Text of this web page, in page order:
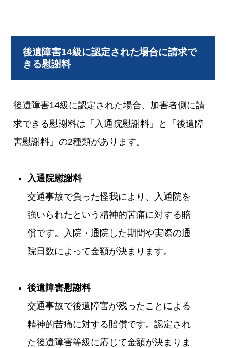
後遺障害14級に認定された場合に請求で
きる慰謝料
後遺障害14級に認定された場合、加害者側に請
求できる慰謝料は「入通院慰謝料」と「後遺障
害慰謝料」の2種類があります。
入通院慰謝料
交通事故で負った怪我により、入通院を
強いられたという精神的苦痛に対する賠
償です。入院・通院した期間や実際の通
院日数によって金額が決まります。
後遺障害慰謝料
交通事故で後遺障害が残ったことによる
精神的苦痛に対する賠償です。認定され
た後遺障害等級に応じて金額が決まりま